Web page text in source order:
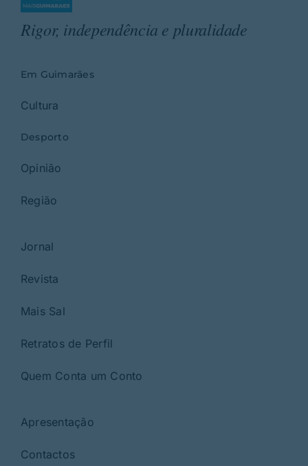
Rigor, independência e pluralidade
Em Guimarães
Cultura
Desporto
Opinião
Região
Jornal
Revista
Mais Sal
Retratos de Perfil
Quem Conta um Conto
Apresentação
Contactos